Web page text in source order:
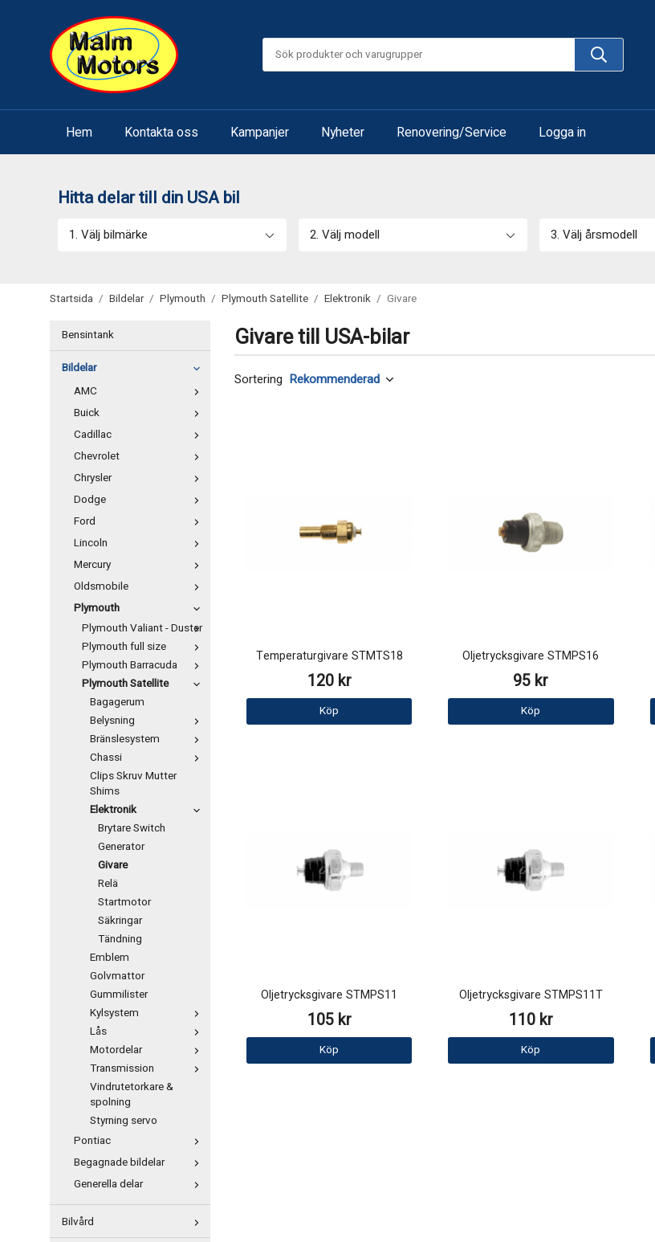
Hem Kontakta oss Kampanjer Nyheter Renovering/Service Logga in
Hitta delar till din USA bil
1. Välj bilmärke 2. Välj modell 3. Välj årsmodell
Startsida / Bildelar / Plymouth / Plymouth Satellite / Elektronik / Givare
Bensintank
Bildelar
AMC
Buick
Cadillac
Chevrolet
Chrysler
Dodge
Ford
Lincoln
Mercury
Oldsmobile
Plymouth
Plymouth Valiant - Duster
Plymouth full size
Plymouth Barracuda
Plymouth Satellite
Bagagerum
Belysning
Bränslesystem
Chassi
Clips Skruv Mutter
Shims
Elektronik
Brytare Switch
Generator
Givare
Relä
Startmotor
Säkringar
Tändning
Emblem
Golvmattor
Gummilister
Kylsystem
Lås
Motordelar
Transmission
Vindrutetorkare &
spolning
Styrning servo
Pontiac
Begagnade bildelar
Generella delar
Bilvård
Givare till USA-bilar
Sortering
Temperaturgivare STMTS18
120 kr
Köp
Oljetrycksgivare STMPS16
95 kr
Köp
Oljetrycksgivare STMPS11
105 kr
Köp
Oljetrycksgivare STMPS11T
110 kr
Köp